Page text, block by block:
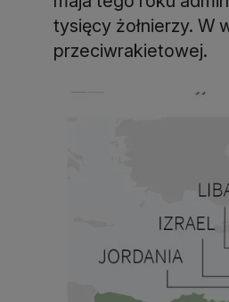
tysięcy żołnierzy. W
przeciwrakietowej.